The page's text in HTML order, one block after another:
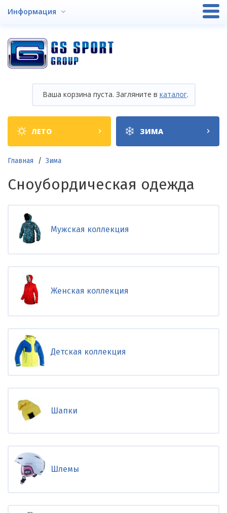
Информация
Ваша корзина пуста. Загляните в каталог.
Shop
categories
ЛЕТО ЗИМА
Строка
навигации
Главная Зима
Сноубордическая одежда
Мужская коллекция
Женская коллекция
Детская коллекция
Шапки
Шлемы